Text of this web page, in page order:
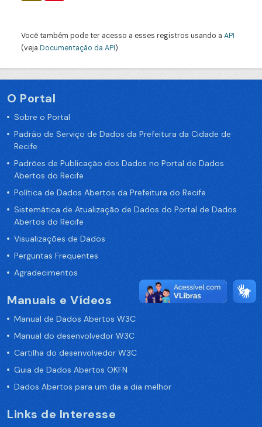
Você também pode ter acesso a esses registros usando a API
(veja Documentação da API).
O Portal
Sobre o Portal
Padrão de Serviço de Dados da Prefeitura da Cidade de
Recife
Padrões de Publicação dos Dados no Portal de Dados
Abertos do Recife
Política de Dados Abertos da Prefeitura do Recife
Sistemática de Atualização de Dados do Portal de Dados
Abertos do Recife
Visualizações de Dados
Perguntas Frequentes
Agradecimentos
Manuais e Vídeos
Manual de Dados Abertos W3C
Manual do desenvolvedor W3C
Cartilha do desenvolvedor W3C
Guia de Dados Abertos OKFN
Dados Abertos para um dia a dia melhor
Links de Interesse